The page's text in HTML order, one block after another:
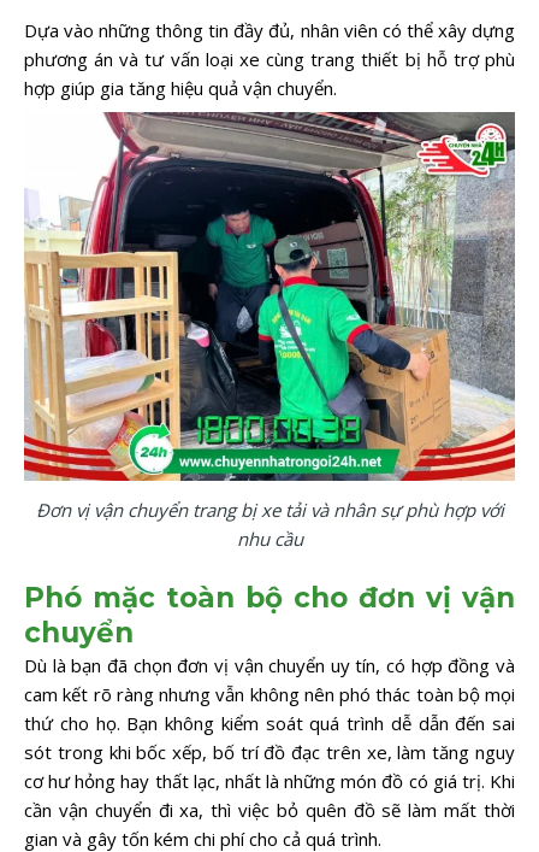
Dựa vào những thông tin đầy đủ, nhân viên có thể xây dựng
phương án và tư vấn loại xe cùng trang thiết bị hỗ trợ phù
hợp giúp gia tăng hiệu quả vận chuyển.
Đơn vị vận chuyển trang bị xe tải và nhân sự phù hợp với
nhu cầu
Phó mặc toàn bộ cho đơn vị vận
chuyển
Dù là bạn đã chọn đơn vị vận chuyển uy tín, có hợp đồng và
cam kết rõ ràng nhưng vẫn không nên phó thác toàn bộ mọi
thứ cho họ. Bạn không kiểm soát quá trình dễ dẫn đến sai
sót trong khi bốc xếp, bố trí đồ đạc trên xe, làm tăng nguy
cơ hư hỏng hay thất lạc, nhất là những món đồ có giá trị. Khi
cần vận chuyển đi xa, thì việc bỏ quên đồ sẽ làm mất thời
gian và gây tốn kém chi phí cho cả quá trình.